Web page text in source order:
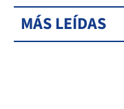
MÁS LEÍDAS